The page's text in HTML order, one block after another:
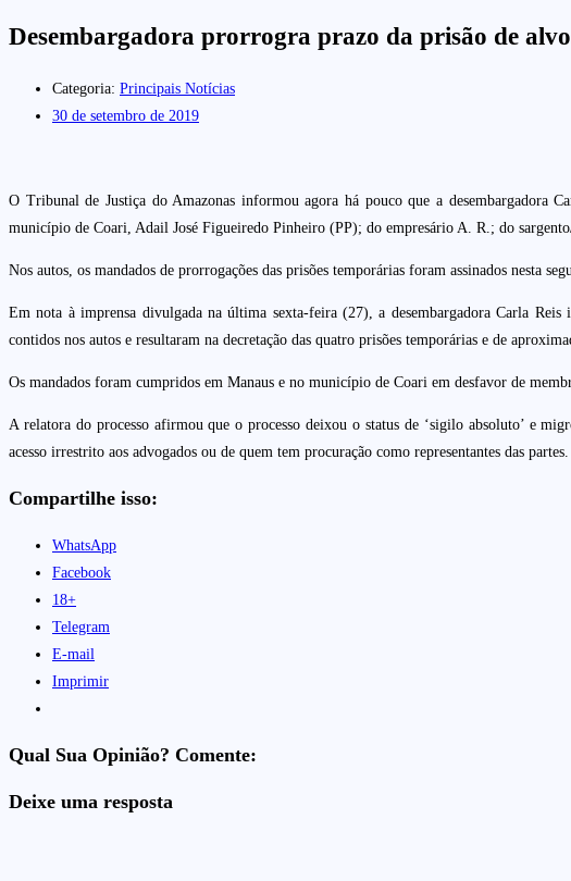
Desembargadora prorrogra prazo da prisão de
Categoria: Principais Notícias
30 de setembro de 2019
O Tribunal de Justiça do Amazonas informou agora há pouco que a desembargadora
município de Coari, Adail José Figueiredo Pinheiro (PP); do empresário A. R.; do
Nos autos, os mandados de prorrogações das prisões temporárias foram assinados nesta
Em nota à imprensa divulgada na última sexta-feira (27), a desembargadora Carla
contidos nos autos e resultaram na decretação das quatro prisões temporárias e de
Os mandados foram cumpridos em Manaus e no município de Coari em desfavor de
A relatora do processo afirmou que o processo deixou o status de ‘sigilo absoluto’ e
acesso irrestrito aos advogados ou de quem tem procuração como representantes das partes.
Compartilhe isso:
WhatsApp
Facebook
18+
Telegram
E-mail
Imprimir
Qual Sua Opinião? Comente:
Deixe uma resposta